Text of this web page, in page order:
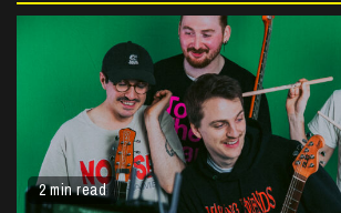
2 min read